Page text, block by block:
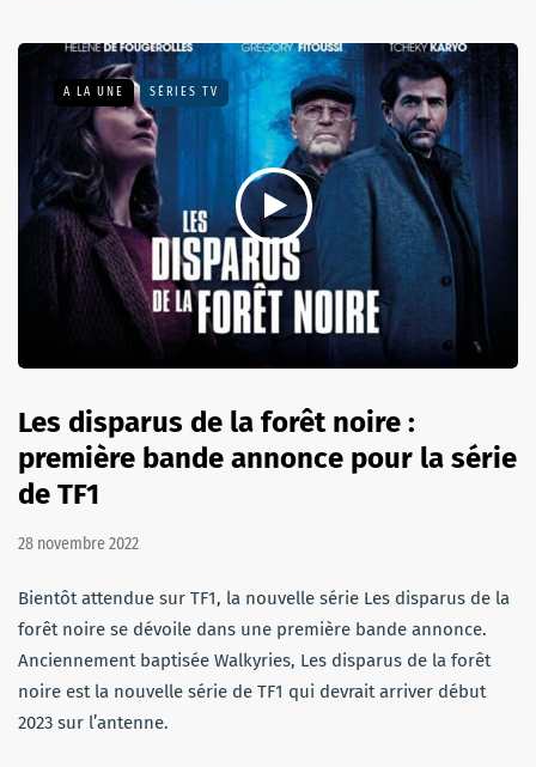
A LA UNE SÉRIES TV
Les disparus de la forêt noire :
première bande annonce pour la série
de TF1
28 novembre 2022
Bientôt attendue sur TF1, la nouvelle série Les disparus de la
forêt noire se dévoile dans une première bande annonce.
Anciennement baptisée Walkyries, Les disparus de la forêt
noire est la nouvelle série de TF1 qui devrait arriver début
2023 sur l’antenne.